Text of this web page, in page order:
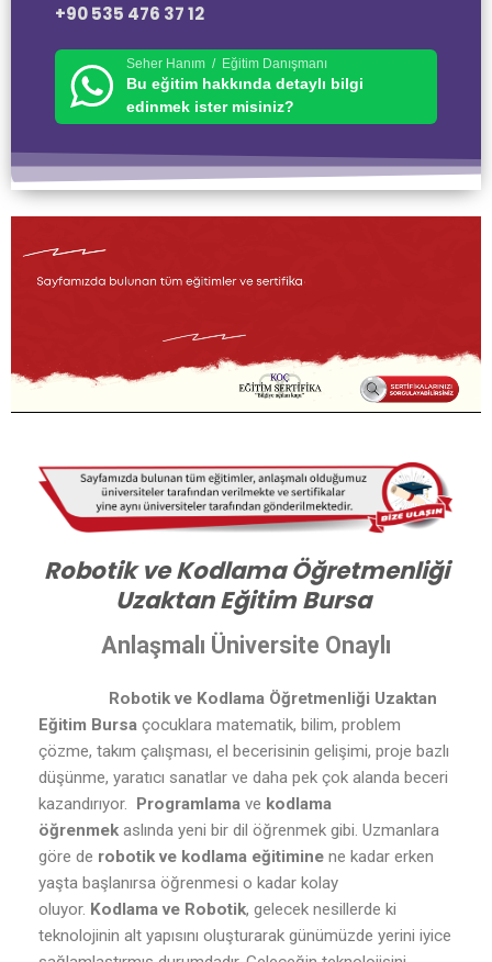
+90 535 476 37 12
Seher Hanım / Eğitim Danışmanı
Bu eğitim hakkında detaylı bilgi
edinmek ister misiniz?
Robotik ve Kodlama Öğretmenliği
Uzaktan Eğitim Bursa
Anlaşmalı Üniversite Onaylı
Robotik ve Kodlama Öğretmenliği Uzaktan
Eğitim Bursa çocuklara matematik, bilim, problem
çözme, takım çalışması, el becerisinin gelişimi, proje bazlı
düşünme, yaratıcı sanatlar ve daha pek çok alanda beceri
kazandırıyor.
Programlama ve kodlama
öğrenmek aslında yeni bir dil öğrenmek gibi. Uzmanlara
göre de robotik ve kodlama eğitimine ne kadar erken
yaşta başlanırsa öğrenmesi o kadar kolay
oluyor. Kodlama ve Robotik, gelecek nesillerde ki
teknolojinin alt yapısını oluşturarak günümüzde yerini iyice